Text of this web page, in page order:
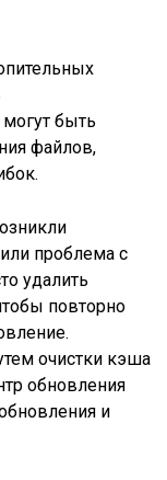
быть
файлов,
проблема с
удалить
повторно
очистки кэша
обновления
и